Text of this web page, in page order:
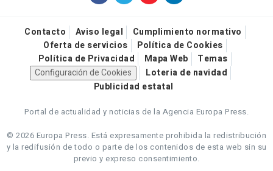
Contacto Aviso legal
Cumplimiento normativo
Oferta de servicios
Política de Cookies
Política de Privacidad
Mapa Web
Temas
Configuración de Cookies
Loteria de navidad
Publicidad estatal
Portal de actualidad y noticias de la Agencia Europa Press.
© 2026 Europa Press. Está expresamente prohibida la redistribución
y la redifusión de todo o parte de los contenidos de esta web sin su
previo y expreso consentimiento.